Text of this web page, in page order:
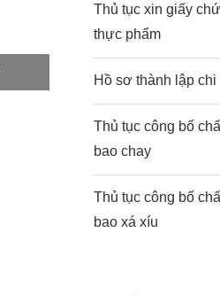
Thủ tục xin giấy
thực phẩm
Hồ sơ thành lập
Thủ tục công bố
bao chay
Thủ tục công bố
bao xá xíu